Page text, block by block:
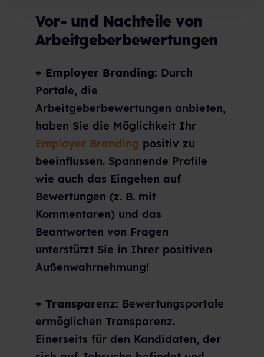
Vor- und Nachteile von
Arbeitgeberbewertungen
+ Employer Branding: Durch
Portale, die
Arbeitgeberbewertungen anbieten,
haben Sie die Möglichkeit Ihr
Employer Branding positiv zu
beeinflussen. Spannende Profile
wie auch das Eingehen auf
Bewertungen (z. B. mit
Kommentaren) und das
Beantworten von Fragen
unterstützt Sie in Ihrer positiven
Außenwahrnehmung!
+ Transparenz: Bewertungsportale
ermöglichen Transparenz.
Einerseits für den Kandidaten, der